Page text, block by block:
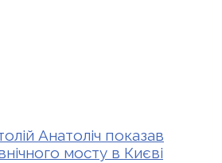
Анатоліч показав
мосту в Києві